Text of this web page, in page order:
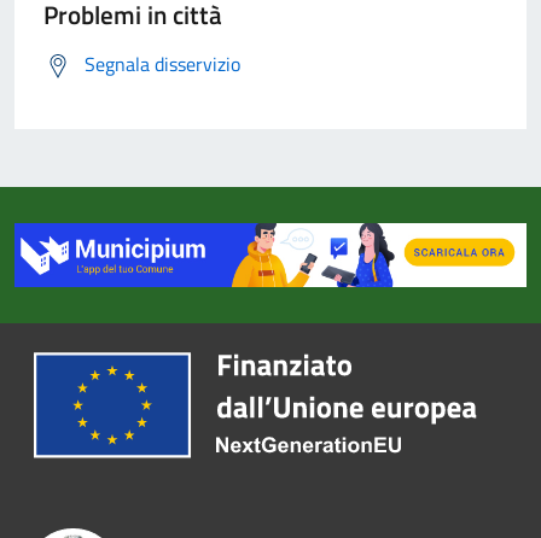
Problemi in città
Segnala disservizio